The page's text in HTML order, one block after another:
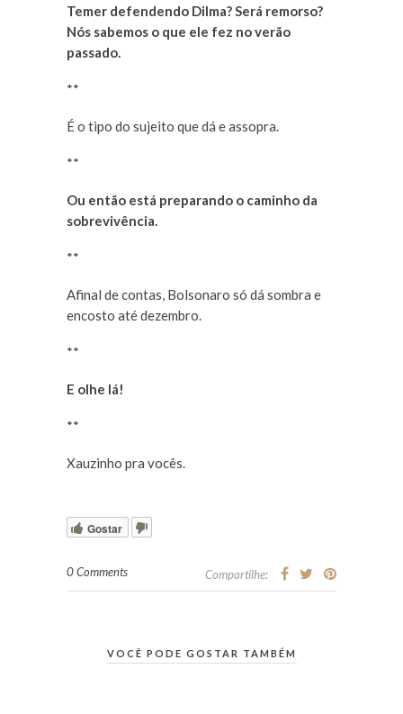
Temer defendendo Dilma? Será remorso?
Nós sabemos o que ele fez no verão
passado.
**
É o tipo do sujeito que dá e assopra.
**
Ou então está preparando o caminho da
sobrevivência.
**
Afinal de contas, Bolsonaro só dá sombra e
encosto até dezembro.
**
E olhe lá!
**
Xauzinho pra vocês.
Gostar
0 Comments Compartilhe:
VOCÊ PODE GOSTAR TAMBÉM